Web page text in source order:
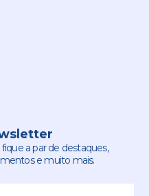
a par de destaques,
e muito mais.